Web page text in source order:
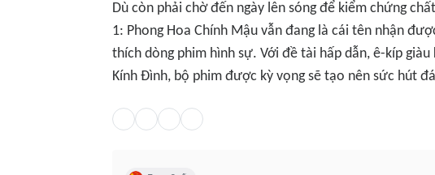
Dù còn phải chờ đến ngày lên sóng để kiểm chứng
1: Phong Hoa Chính Mậu vẫn đang là cái tên nhận
thích dòng phim hình sự. Với đề tài hấp dẫn, ê-kíp
Kính Đình, bộ phim được kỳ vọng sẽ tạo nên sức hút